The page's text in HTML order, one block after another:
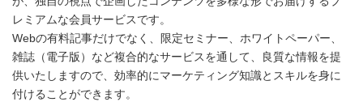
レミアムな会員サービスです。
Webの有料記事だけでなく、限定セミナー、ホワイトペーパー、
雑誌（電子版）など複合的なサービスを通して、良質な情報を提
供いたしますので、効率的にマーケティング知識とスキルを身に
付けることができます。